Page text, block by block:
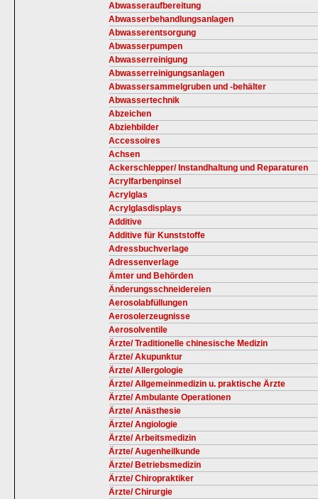
Abwasseraufbereitung
Abwasserbehandlungsanlagen
Abwasserentsorgung
Abwasserpumpen
Abwasserreinigung
Abwasserreinigungsanlagen
Abwassersammelgruben und -behälter
Abwassertechnik
Abzeichen
Abziehbilder
Accessoires
Achsen
Ackerschlepper/ Instandhaltung und Reparaturen
Acrylfarbenpinsel
Acrylglas
Acrylglasdisplays
Additive
Additive für Kunststoffe
Adressbuchverlage
Adressenverlage
Ämter und Behörden
Änderungsschneidereien
Aerosolabfüllungen
Aerosolerzeugnisse
Aerosolventile
Ärzte/ Traditionelle chinesische Medizin
Ärzte/ Akupunktur
Ärzte/ Allergologie
Ärzte/ Allgemeinmedizin u. praktische Ärzte
Ärzte/ Ambulante Operationen
Ärzte/ Anästhesie
Ärzte/ Angiologie
Ärzte/ Arbeitsmedizin
Ärzte/ Augenheilkunde
Ärzte/ Betriebsmedizin
Ärzte/ Chiropraktiker
Ärzte/ Chirurgie